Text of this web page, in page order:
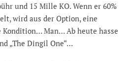
und 15 Mille KO. Wenn er 60%
wird aus der Option, eine
Man… Ab heute hasse
„The Dingil One“…